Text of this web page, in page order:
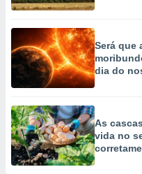
Será que
dia do
As
vida no